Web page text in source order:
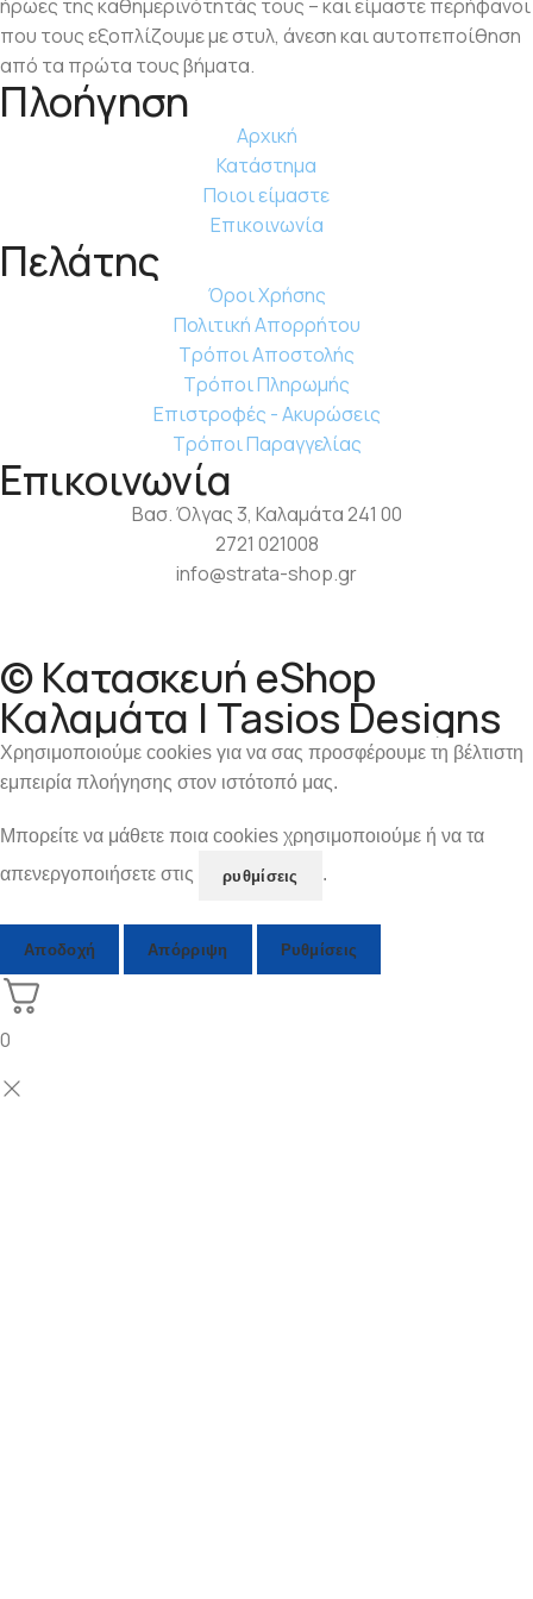
ήρωες της καθημερινότητάς τους – και είμαστε περήφανοι
που τους εξοπλίζουμε με στυλ, άνεση και αυτοπεποίθηση
από τα πρώτα τους βήματα.
Πλοήγηση
Αρχική
Κατάστημα
Ποιοι είμαστε
Επικοινωνία
Πελάτης
Όροι Χρήσης
Πολιτική Απορρήτου
Τρόποι Αποστολής
Τρόποι Πληρωμής
Επιστροφές - Ακυρώσεις
Τρόποι Παραγγελίας
Επικοινωνία
Βασ. Όλγας 3, Καλαμάτα 241 00
2721 021008
info@strata-shop.gr
© Κατασκευή eShop
Καλαμάτα | Tasios Designs
Χρησιμοποιούμε cookies για να σας προσφέρουμε τη βέλτιστη
εμπειρία πλοήγησης στον ιστότοπό μας.
Μπορείτε να μάθετε ποια cookies χρησιμοποιούμε ή να τα
απενεργοποιήσετε στις
ρυθμίσεις .
Αποδοχή Απόρριψη Ρυθμίσεις
0